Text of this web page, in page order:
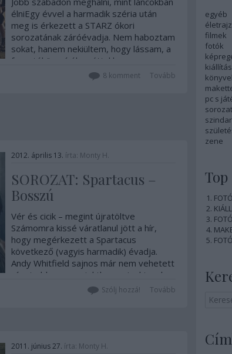
élniEgy évvel a harmadik széria után
meg is érkezett a STARZ ókori
sorozatának záróévadja. Nem haboztam
sokat, hanem nekiültem, hogy lássam, a
forgatókönyvírók ezúttal hogyan
próbálják a maguk javára fordítani (vagy
Tovább
8komment
2012. április 13. írta: Monty H.
SOROZAT: Spartacus –
Bosszú
Vér és cicik – megint újratöltve
Számomra kissé váratlanul jött a hír,
hogy megérkezett a Spartacus
következő (vagyis harmadik) évadja.
Andy Whitfield sajnos már nem vehetett
részt ebben a projektben, mivel tavaly
szeptemberben – negyven évesen –Tovább
Szólj hozzá!
2011. június 27. írta: Monty H.
egyéb
életrajz
filmek
fotók
kiállítás
pc s
sorozat
zene
Top